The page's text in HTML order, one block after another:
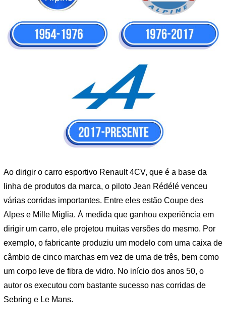
Ao dirigir o carro esportivo Renault 4CV, que é a base da
linha de produtos da marca, o piloto Jean Rédélé venceu
várias corridas importantes. Entre eles estão Coupe des
Alpes e Mille Miglia. À medida que ganhou experiência em
dirigir um carro, ele projetou muitas versões do mesmo. Por
exemplo, o fabricante produziu um modelo com uma caixa de
câmbio de cinco marchas em vez de uma de três, bem como
um corpo leve de fibra de vidro. No início dos anos 50, o
autor os executou com bastante sucesso nas corridas de
Sebring e Le Mans.